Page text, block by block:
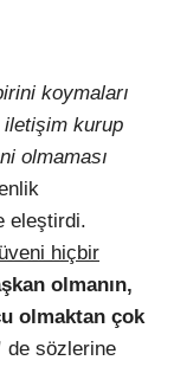
koymaları
iletişim kurup
olmaması
eleştirdi.
hiçbir
olmanın,
olmaktan çok
de sözlerine